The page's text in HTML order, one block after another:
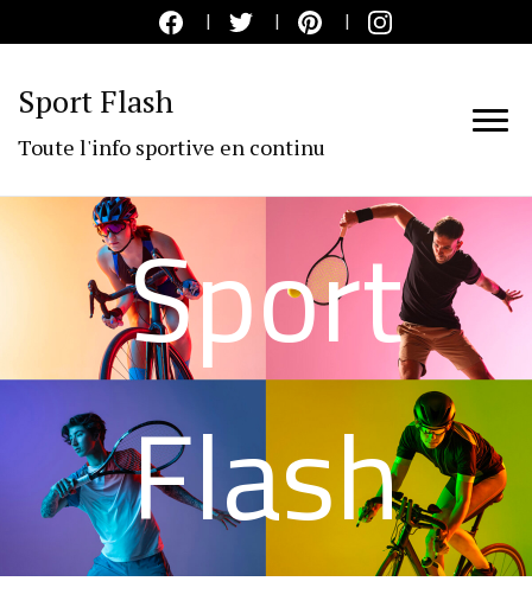
Sport Flash
Toute l'info sportive en continu
Sport
Flash